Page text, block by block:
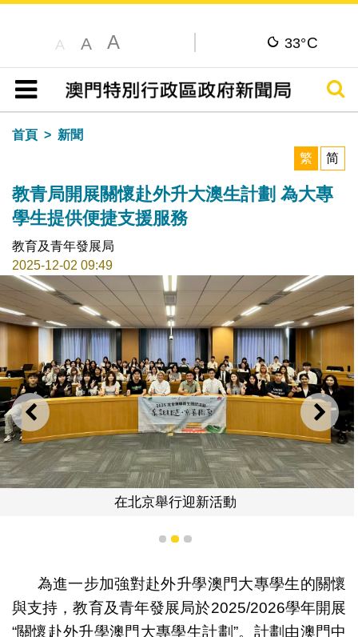
A A A 33°C
目錄
搜尋
首頁
新聞
繁
简
教青局開展關懷赴外升大澳生計劃 為大專
學生提供便捷支援服務
教育及青年發展局
2025-12-02 09:49
上一則 下一
在北京舉行迎新活動
1 2 3
為進一步加強對赴外升學澳門大專學生的關懷
與支持，教育及青年發展局於2025/2026學年開展
“關懷赴外升學澳門大專學生計劃”。計劃由澳門中